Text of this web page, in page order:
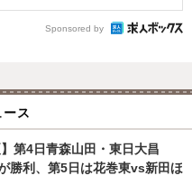
Sponsored by
ース
】第4日青森山田・東日大昌
勝利、第5日は花巻東vs新田ほ